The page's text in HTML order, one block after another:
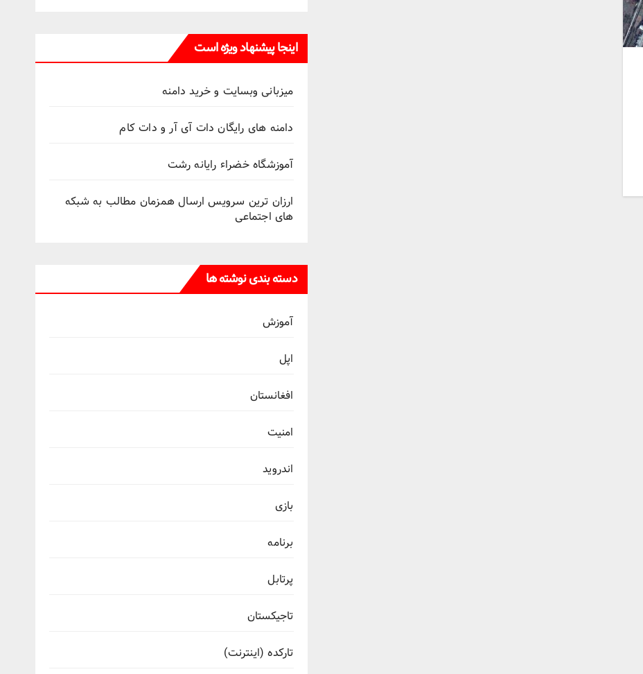
اینجا پیشنهاد ویژه است
میزبانی وبسایت و خرید دامنه
دامنه های رایگان دات آی آر و دات کام
آموزشگاه خضراء رایانه رشت
ارزان ترین سرویس ارسال همزمان مطالب به شبکه
های اجتماعی
دسته بندی نوشته ها
آموزش
اپل
افغانستان
امنیت
اندروید
بازی
برنامه
پرتابل
تاجیکستان
تارکده (اینترنت)